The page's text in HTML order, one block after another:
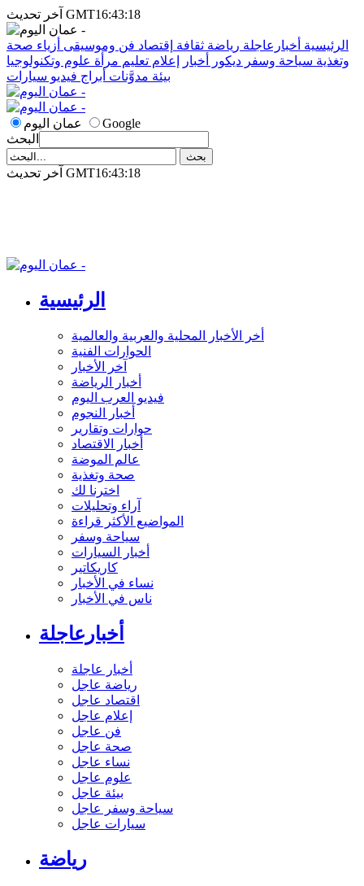
آخر تحديث GMT16:43:18
الرئيسية أخبارعاجلة رياضة ثقافة إقتصاد فن وموسيقى أزياء صحة
وتغذية سياحة وسفر ديكور أخبار إعلام تعليم مرأة علوم وتكنولوجيا
بيئة مدوَّنات أبراج فيديو سيارات
عمان اليوم
Google
البحث
آخر تحديث GMT16:43:18
الرئيسية
أخر الأخبار المحلية والعربية والعالمية
الحوارات الفنية
آخر الأخبار
أخبار الرياضة
فيديو العرب اليوم
أخبار النجوم
حوارات وتقارير
أخبار الاقتصاد
عالم الموضة
صحة وتغذية
اخترنا لك
آراء وتحليلات
المواضيع الأكثر قراءة
سياحة وسفر
أخبار السيارات
كاريكاتير
نساء في الأخبار
ناس في الأخبار
أخبارعاجلة
أخبار عاجلة
رياضة عاجل
اقتصاد عاجل
إعلام عاجل
فن عاجل
صحة عاجل
نساء عاجل
علوم عاجل
بيئة عاجل
سياحة وسفر عاجل
سيارات عاجل
رياضة